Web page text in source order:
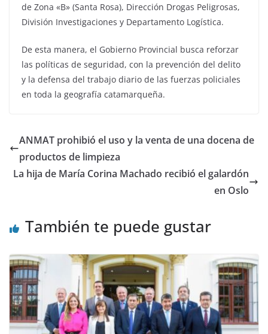
de Zona «B» (Santa Rosa), Dirección Drogas Peligrosas,
División Investigaciones y Departamento Logística.
De esta manera, el Gobierno Provincial busca reforzar
las políticas de seguridad, con la prevención del delito
y la defensa del trabajo diario de las fuerzas policiales
en toda la geografía catamarqueña.
ANMAT prohibió el uso y la venta de una docena de
productos de limpieza
La hija de María Corina Machado recibió el galardón
en Oslo
También te puede gustar